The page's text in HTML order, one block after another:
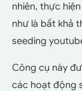
nhiên, thực
như là bất khả
seeding
Công cụ này
các hoạt động